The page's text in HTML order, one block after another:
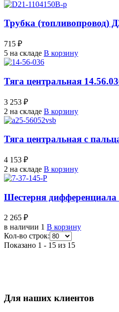
Трубка (топливопровод)
715 ₽
5 на складе В корзину
Тяга центральная
3 253 ₽
2 на складе В корзину
Тяга центральная с
4 153 ₽
2 на складе В корзину
Шестерня дифференциала
2 265 ₽
в наличии 1 В корзину
Кол-во строк:
Показано 1 - 15 из 15
Для наших клиентов